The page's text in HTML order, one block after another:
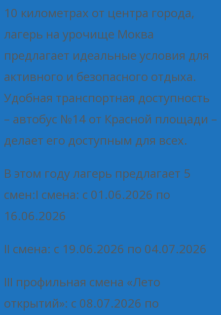
10 километрах от центра города,
лагерь на урочище Моква
предлагает идеальные условия для
активного и безопасного отдыха.
Удобная транспортная доступность
– автобус №14 от Красной площади –
делает его доступным для всех.
В этом году лагерь предлагает 5
смен:I смена: с 01.06.2026 по
16.06.2026
II смена: с 19.06.2026 по 04.07.2026
III профильная смена «Лето
открытий»: с 08.07.2026 по